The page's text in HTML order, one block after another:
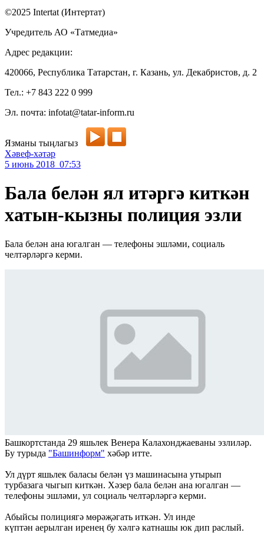
©2025 Intertat (Интертат)
Учредитель АО «Татмедиа»
Адрес редакции:
420066, Республика Татарстан, г. Казань, ул. Декабристов, д. 2
Тел.: +7 843 222 0 999
Эл. почта: infotat@tatar-inform.ru
Язманы тыңлагыз
Хәвеф-хәтәр
5 июнь 2018 07:53
Бала белән ял итәргә киткән
хатын-кызны полиция эзли
Бала белән ана югалган — телефоны эшләми, социаль
челтәрләргә керми.
Башкортстанда 29 яшьлек Венера Калахонджаеваны эзлиләр.
Бу турыда "Башинформ" хәбәр итте.
Ул дүрт яшьлек баласы белән үз машинасына утырып
турбазага чыгып киткән. Хәзер бала белән ана югалган —
телефоны эшләми, ул социаль челтәрләргә керми.
Абыйсы полициягә мөрәҗәгать иткән. Ул инде
күптән аерылган иренең бу хәлгә катнашы юк дип раслый.